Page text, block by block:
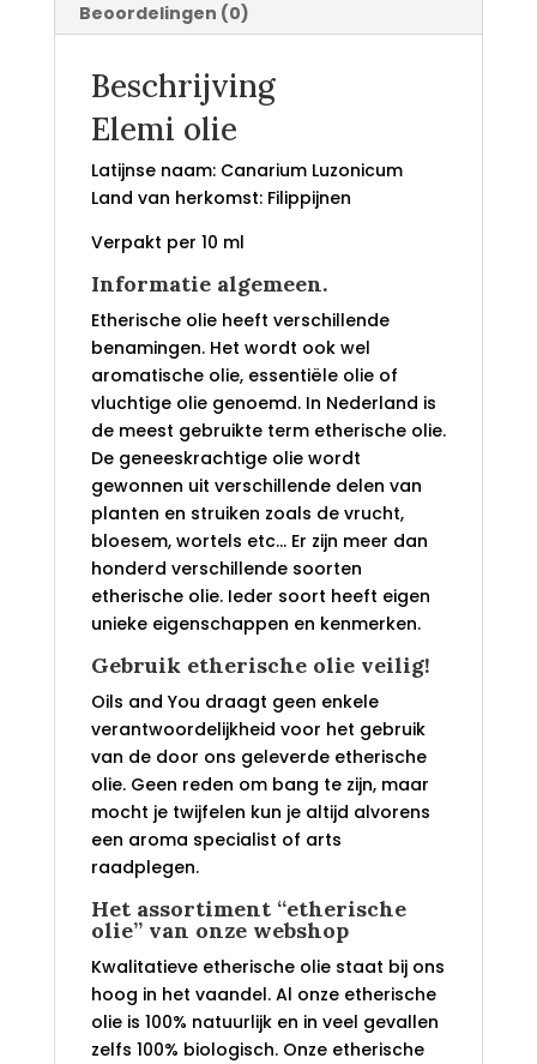
Beoordelingen (0)
Beschrijving
Elemi olie
Latijnse naam: Canarium Luzonicum
Land van herkomst: Filippijnen
Verpakt per 10 ml
Informatie algemeen.
Etherische olie heeft verschillende
benamingen. Het wordt ook wel
aromatische olie, essentiële olie of
vluchtige olie genoemd. In Nederland is
de meest gebruikte term etherische olie.
De geneeskrachtige olie wordt
gewonnen uit verschillende delen van
planten en struiken zoals de vrucht,
bloesem, wortels etc… Er zijn meer dan
honderd verschillende soorten
etherische olie. Ieder soort heeft eigen
unieke eigenschappen en kenmerken.
Gebruik etherische olie veilig!
Oils and You draagt geen enkele
verantwoordelijkheid voor het gebruik
van de door ons geleverde etherische
olie. Geen reden om bang te zijn, maar
mocht je twijfelen kun je altijd alvorens
een aroma specialist of arts
raadplegen.
Het assortiment “etherische
olie” van onze webshop
Kwalitatieve etherische olie staat bij ons
hoog in het vaandel. Al onze etherische
olie is 100% natuurlijk en in veel gevallen
zelfs 100% biologisch. Onze etherische